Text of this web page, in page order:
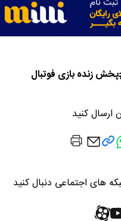
پخش زنده بازی فوتبال
ارسال کنید
های اجتماعی دنبال کنید